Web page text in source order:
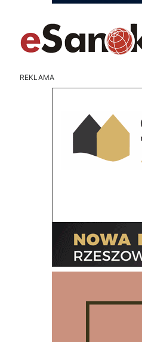
REKLAMA